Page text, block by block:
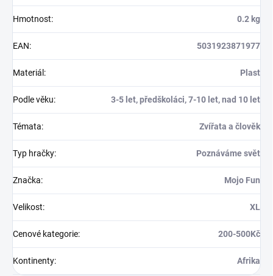
Hmotnost: 0.2 kg
EAN: 5031923871977
Materiál : Plast
Podle věku: 3-5 let, předškoláci, 7-10 let, nad 10 let
Témata: Zvířata a člověk
Typ hračky: Poznáváme svět
Značka: Mojo Fun
Velikost: XL
Cenové kategorie: 200-500Kč
Kontinenty: Afrika